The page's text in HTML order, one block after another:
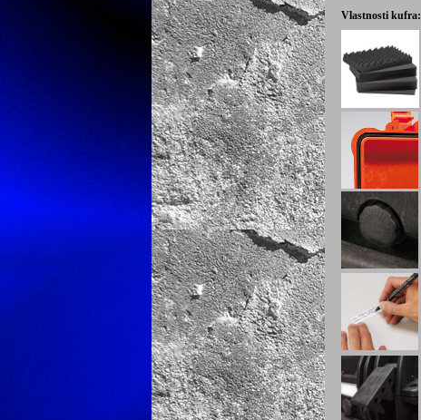
Vlastnosti kufra: